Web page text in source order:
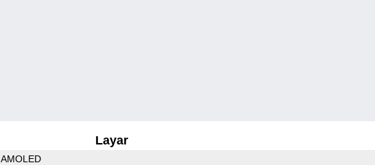
Layar
AMOLED